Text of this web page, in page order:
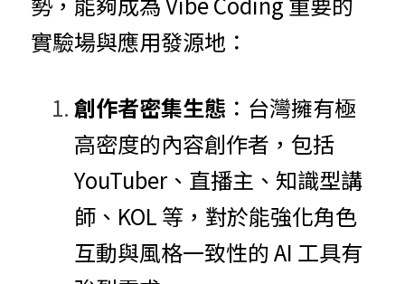
實驗場與應用發源地：
創作者密集生態 ：台灣擁有極
高密度的內容創作者，包括
YouTuber、直播主、知識型講
師、KOL 等，對於能強化角色
互動與風格一致性的 AI 工具有